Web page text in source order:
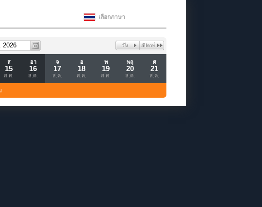
เลือกภาษา
ส
15
ส.ค.
อา
16
ส.ค.
จ
17
ส.ค.
อ
18
ส.ค.
พ
19
ส.ค.
พฤ
20
ส.ค.
ศ
21
ส.ค.